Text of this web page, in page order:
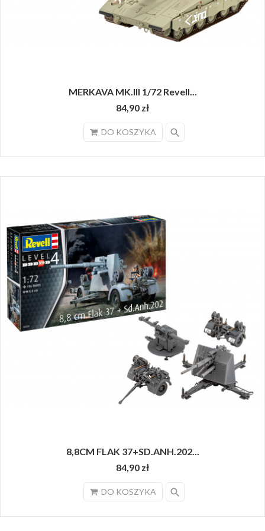
MERKAVA MK.III 1/72 Revell...
84,90 zł
DO KOSZYKA search
8,8CM FLAK 37+SD.ANH.202...
84,90 zł
DO KOSZYKA search